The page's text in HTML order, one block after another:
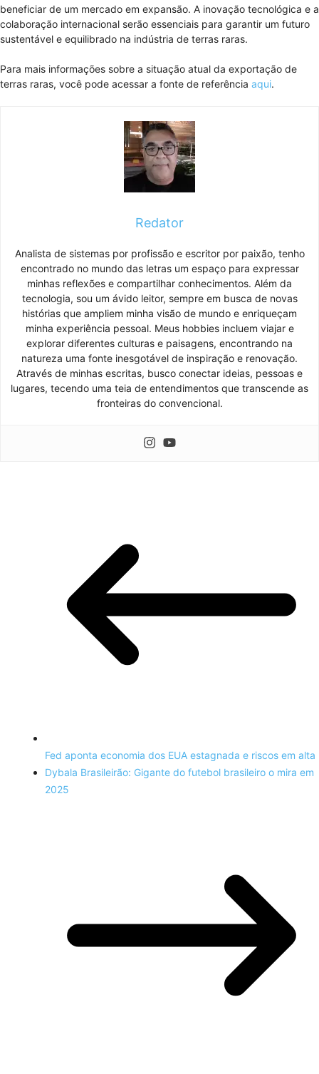
beneficiar de um mercado em expansão. A inovação tecnológica e a
colaboração internacional serão essenciais para garantir um futuro
sustentável e equilibrado na indústria de terras raras.
Para mais informações sobre a situação atual da exportação de
terras raras, você pode acessar a fonte de referência aqui.
Redator
Analista de sistemas por profissão e escritor por paixão, tenho
encontrado no mundo das letras um espaço para expressar
minhas reflexões e compartilhar conhecimentos. Além da
tecnologia, sou um ávido leitor, sempre em busca de novas
histórias que ampliem minha visão de mundo e enriqueçam
minha experiência pessoal. Meus hobbies incluem viajar e
explorar diferentes culturas e paisagens, encontrando na
natureza uma fonte inesgotável de inspiração e renovação.
Através de minhas escritas, busco conectar ideias, pessoas e
lugares, tecendo uma teia de entendimentos que transcende as
fronteiras do convencional.
Fed aponta economia dos EUA estagnada e riscos em alta
Dybala Brasileirão: Gigante do futebol brasileiro o mira em
2025